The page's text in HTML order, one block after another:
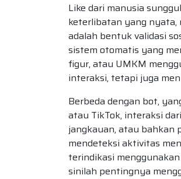
Like dari manusia
keterlibatan yang nyata,
adalah bentuk validasi
sistem otomatis yang
figur, atau UMKM
interaksi, tetapi juga
Berbeda dengan bot,
atau TikTok, interaksi
jangkauan, atau bahkan
mendeteksi aktivitas
terindikasi
sinilah pentingnya